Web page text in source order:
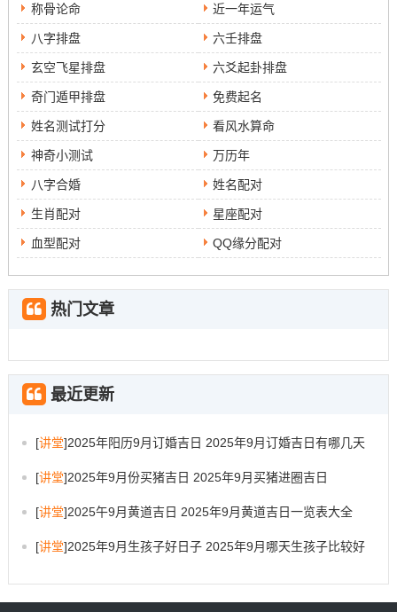
称骨论命 近一年运气
八字排盘 六壬排盘
玄空飞星排盘 六爻起卦排盘
奇门遁甲排盘 免费起名
姓名测试打分 看风水算命
神奇小测试 万历年
八字合婚 姓名配对
生肖配对 星座配对
血型配对 QQ缘分配对
热门文章
最近更新
[讲堂]2025年阳历9月订婚吉日 2025年9月订婚吉日有哪几天
[讲堂]2025年9月份买猪吉日 2025年9月买猪进圈吉日
[讲堂]2025午9月黄道吉日 2025年9月黄道吉日一览表大全
[讲堂]2025年9月生孩子好日子 2025年9月哪天生孩子比较好